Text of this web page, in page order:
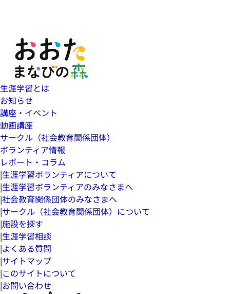
生涯学習とは
お知らせ
講座・イベント
動画講座
サークル（社会教育関係団体）
ボランティア情報
レポート・コラム
|生涯学習ボランティアについて
|生涯学習ボランティアのみなさまへ
|社会教育関係団体のみなさまへ
|サークル（社会教育関係団体）について
|施設を探す
|生涯学習相談
|よくある質問
|サイトマップ
|このサイトについて
|お問い合わせ